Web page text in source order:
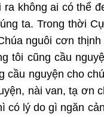
không ai có thể
ta. Trong thời
nguôi cơn
tôi cũng cầu
cầu nguyện cho
nài van, tạ ơn
có lý do gì ngăn